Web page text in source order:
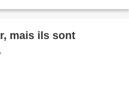
mais ils sont